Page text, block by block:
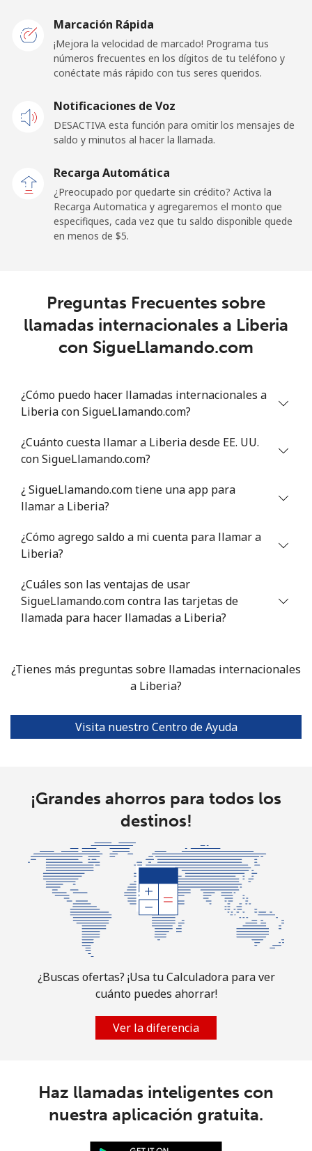
Línea fija ⁦74.9¢⁩ 13 min por ⁦$10⁩
⁦50.5¢⁩ 19 min por ⁦$10⁩
Celular ⁦42.9¢⁩ 23 min por ⁦$10⁩
Liechtenstein
Celular ⁦12.9¢⁩ 77 min por ⁦$10⁩
Lithuania
Celular ⁦5.9¢⁩ 169 min por ⁦$10⁩ ⁦9¢⁩
Luxembourg
Celular ⁦27.9¢⁩
Marcación Rápida
¡Mejora la velocidad de marcado! Programa tus
números frecuentes en los dígitos de tu teléfono y
conéctate más rápido con tus seres queridos.
Notificaciones de Voz
DESACTIVA esta función para omitir los mensajes de
saldo y minutos al hacer la llamada.
Recarga Automática
¿Preocupado por quedarte sin crédito? Activa la
Recarga Automatica y agregaremos el monto que
especifiques, cada vez que tu saldo disponible quede
en menos de ⁦$5⁩.
Preguntas Frecuentes sobre
llamadas internacionales a Liberia
con SigueLlamando.com
¿Cómo puedo hacer llamadas internacionales a
Liberia con SigueLlamando.com?
¿Cuánto cuesta llamar a Liberia desde EE. UU.
con SigueLlamando.com?
¿ SigueLlamando.com tiene una app para
llamar a Liberia?
¿Cómo agrego saldo a mi cuenta para llamar a
Liberia?
¿Cuáles son las ventajas de usar
SigueLlamando.com contra las tarjetas de
llamada para hacer llamadas a Liberia?
¿Tienes más preguntas sobre llamadas internacionales
a Liberia?
Visita nuestro Centro de Ayuda
¡Grandes ahorros para todos los
destinos!
¿Buscas ofertas? ¡Usa tu Calculadora para ver
cuánto puedes ahorrar!
Ver la diferencia
Haz llamadas inteligentes con
nuestra aplicación gratuita.